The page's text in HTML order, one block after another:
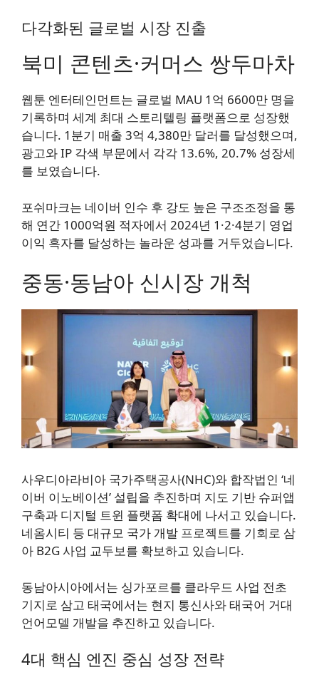
다각화된 글로벌 시장 진출
북미 콘텐츠·커머스 쌍두마차
웹툰 엔터테인먼트는 글로벌 MAU 1억 6600만 명을
기록하며 세계 최대 스토리텔링 플랫폼으로 성장했
습니다. 1분기 매출 3억 4,380만 달러를 달성했으며,
광고와 IP 각색 부문에서 각각 13.6%, 20.7% 성장세
를 보였습니다.
포쉬마크는 네이버 인수 후 강도 높은 구조조정을 통
해 연간 1000억원 적자에서 2024년 1·2·4분기 영업
이익 흑자를 달성하는 놀라운 성과를 거두었습니다.
중동·동남아 신시장 개척
사우디아라비아 국가주택공사(NHC)와 합작법인 ‘네
이버 이노베이션’ 설립을 추진하며 지도 기반 슈퍼앱
구축과 디지털 트윈 플랫폼 확대에 나서고 있습니다.
네옴시티 등 대규모 국가 개발 프로젝트를 기회로 삼
아 B2G 사업 교두보를 확보하고 있습니다.
동남아시아에서는 싱가포르를 클라우드 사업 전초
기지로 삼고 태국에서는 현지 통신사와 태국어 거대
언어모델 개발을 추진하고 있습니다.
4대 핵심 엔진 중심 성장 전략